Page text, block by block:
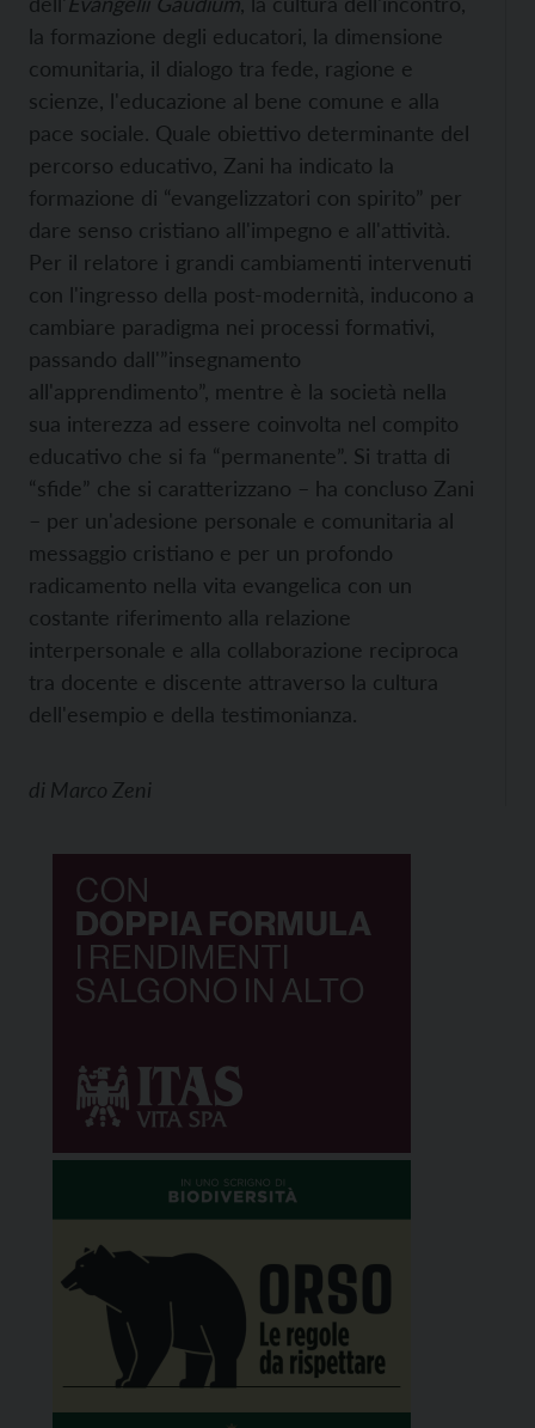
la formazione degli educatori, la dimensione
comunitaria, il dialogo tra fede, ragione e
scienze, l'educazione al bene comune e alla
pace sociale. Quale obiettivo determinante del
percorso educativo, Zani ha indicato la
formazione di “evangelizzatori con spirito” per
dare senso cristiano all'impegno e all'attività.
Per il relatore i grandi cambiamenti intervenuti
con l'ingresso della post-modernità, inducono a
cambiare paradigma nei processi formativi,
passando dall'”insegnamento
all'apprendimento”, mentre è la società nella
sua interezza ad essere coinvolta nel compito
educativo che si fa “permanente”. Si tratta di
“sfide” che si caratterizzano – ha concluso Zani
– per un'adesione personale e comunitaria al
messaggio cristiano e per un profondo
radicamento nella vita evangelica con un
costante riferimento alla relazione
interpersonale e alla collaborazione reciproca
tra docente e discente attraverso la cultura
dell'esempio e della testimonianza.
di Marco Zeni